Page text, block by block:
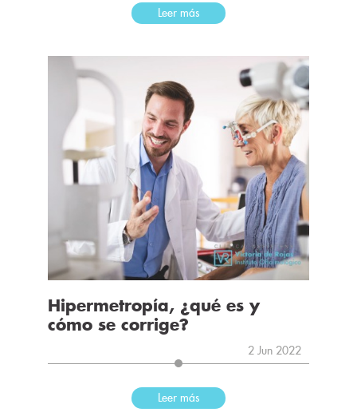
Leer más
Hipermetropía, ¿qué es y
cómo se corrige?
2 Jun 2022
Leer más